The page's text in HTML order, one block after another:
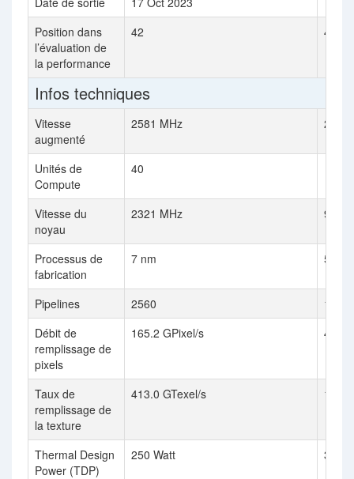
Position dans
l’évaluation de
la performance
42 41
Infos techniques
Vitesse
augmenté
2581 MHz 2505
Unités de
Compute
40
Vitesse du
noyau
2321 MHz 915
Processus de
fabrication
7 nm 5 nm
Pipelines 2560
Débit de
remplissage de
pixels
165.2 GPixel/s
Taux de
remplissage de
la texture
413.0 GTexel/s
Thermal Design
Power (TDP)
250 Watt 300